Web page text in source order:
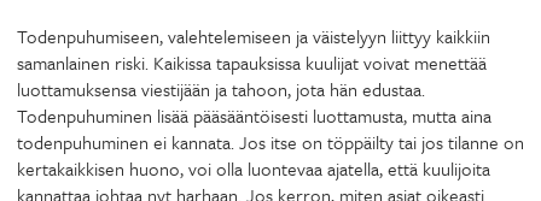
Todenpuhumiseen, valehtelemiseen ja väistelyyn liittyy kaikkiin
samanlainen riski. Kaikissa tapauksissa kuulijat voivat menettää
luottamuksensa viestijään ja tahoon, jota hän edustaa.
Todenpuhuminen lisää pääsääntöisesti luottamusta, mutta aina
todenpuhuminen ei kannata. Jos itse on töppäilty tai jos tilanne on
kertakaikkisen huono, voi olla luontevaa ajatella, että kuulijoita
kannattaa johtaa nyt harhaan. Jos kerron, miten asiat oikeasti